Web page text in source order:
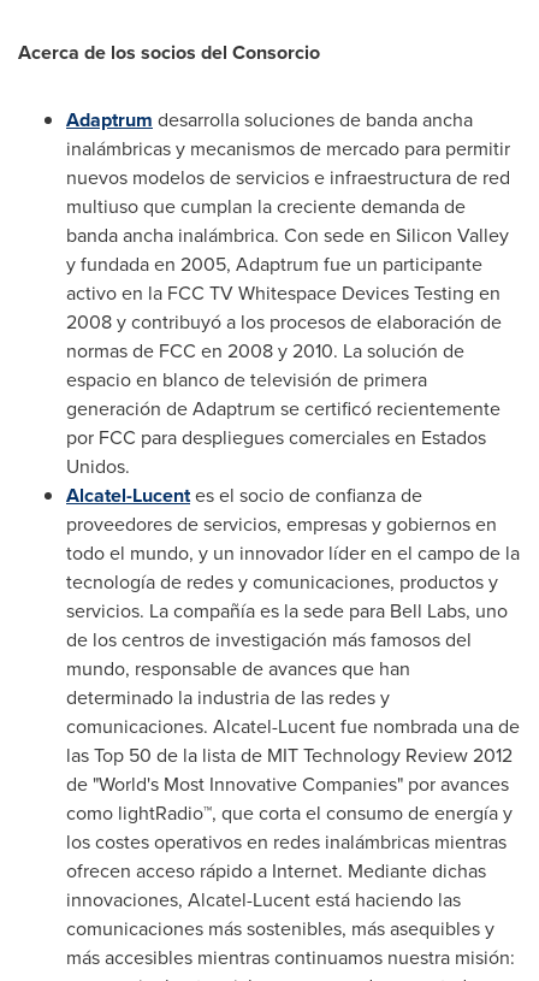
Acerca de los socios del Consorcio
Adaptrum desarrolla soluciones de banda ancha
inalámbricas y mecanismos de mercado para permitir
nuevos modelos de servicios e infraestructura de red
multiuso que cumplan la creciente demanda de
banda ancha inalámbrica. Con sede en Silicon Valley
y fundada en 2005, Adaptrum fue un participante
activo en la FCC TV Whitespace Devices Testing en
2008 y contribuyó a los procesos de elaboración de
normas de FCC en 2008 y 2010. La solución de
espacio en blanco de televisión de primera
generación de Adaptrum se certificó recientemente
por FCC para despliegues comerciales en Estados
Unidos.
Alcatel-Lucentes el socio de confianza de
proveedores de servicios, empresas y gobiernos en
todo el mundo, y un innovador líder en el campo de la
tecnología de redes y comunicaciones, productos y
servicios. La compañía es la sede para Bell Labs, uno
de los centros de investigación más famosos del
mundo, responsable de avances que han
determinado la industria de las redes y
comunicaciones. Alcatel-Lucent fue nombrada una de
las Top 50 de la lista de MIT Technology Review 2012
de "World's Most Innovative Companies" por avances
como lightRadio™, que corta el consumo de energía y
los costes operativos en redes inalámbricas mientras
ofrecen acceso rápido a Internet. Mediante dichas
innovaciones, Alcatel-Lucent está haciendo las
comunicaciones más sostenibles, más asequibles y
más accesibles mientras continuamos nuestra misión: